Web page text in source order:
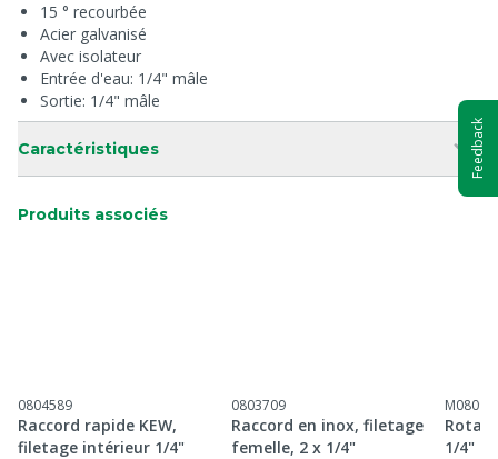
15 ° recourbée
Acier galvanisé
Avec isolateur
Entrée d'eau: 1/4" mâle
Sortie: 1/4" mâle
Caractéristiques
Produits associés
0804589
Raccord rapide KEW,
filetage intérieur 1/4"
0803709
Raccord en inox, filetage
femelle, 2 x 1/4"
1/4"
Feedback